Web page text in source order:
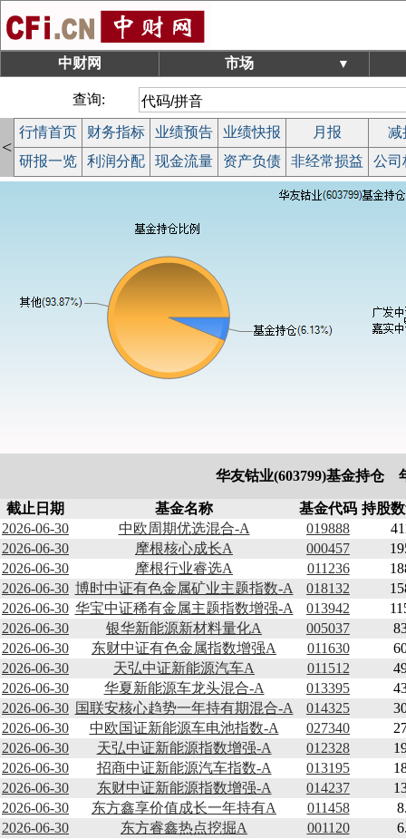
中财网 市场 ▼
查询:
<
行情首页 财务指标 业绩预告 业绩快报 月报
减
研报一览
利润分配 现金流量 资产负债 非经常损益 公司
华友钴业(603799)基金持仓
截止日期 基金名称 基金代码 持股
2026-06-30
中欧周期优选混合-A 019888
2026-06-30
摩根核心成长A 000457
2026-06-30
摩根行业睿选A 011236
2026-06-30 博时中证有色金属矿业主题指数-A 018132
2026-06-30 华宝中证稀有金属主题指数增强-A 013942
2026-06-30
银华新能源新材料量化A 005037
2026-06-30
东财中证有色金属指数增强A 011630
2026-06-30
天弘中证新能源汽车A 011512
2026-06-30
华夏新能源车龙头混合-A 013395
2026-06-30 国联安核心趋势一年持有期混合-A 014325
2026-06-30
中欧国证新能源车电池指数-A 027340
2026-06-30
天弘中证新能源指数增强-A 012328
2026-06-30
招商中证新能源汽车指数-A 013195
2026-06-30
东财中证新能源指数增强-A 014237
2026-06-30
东方鑫享价值成长一年持有A 011458
2026-06-30
东方睿鑫热点挖掘A 001120